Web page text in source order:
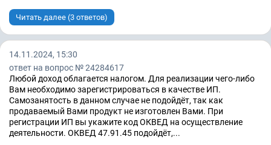
Читать далее (3 ответов)
14.11.2024, 15:30
ответ на вопрос № 24284617
Любой доход облагается налогом. Для реализации чего-либо
Вам необходимо зарегистрироваться в качестве ИП.
Самозанятость в данном случае не подойдёт, так как
продаваемый Вами продукт не изготовлен Вами. При
регистрации ИП вы укажите код ОКВЕД на осуществление
деятельности. ОКВЕД 47.91.45 подойдёт,...